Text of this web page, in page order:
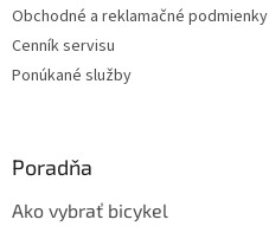
Obchodné a reklamačné podmienky
Cenník servisu
Ponúkané služby
Poradňa
Ako vybrať bicykel